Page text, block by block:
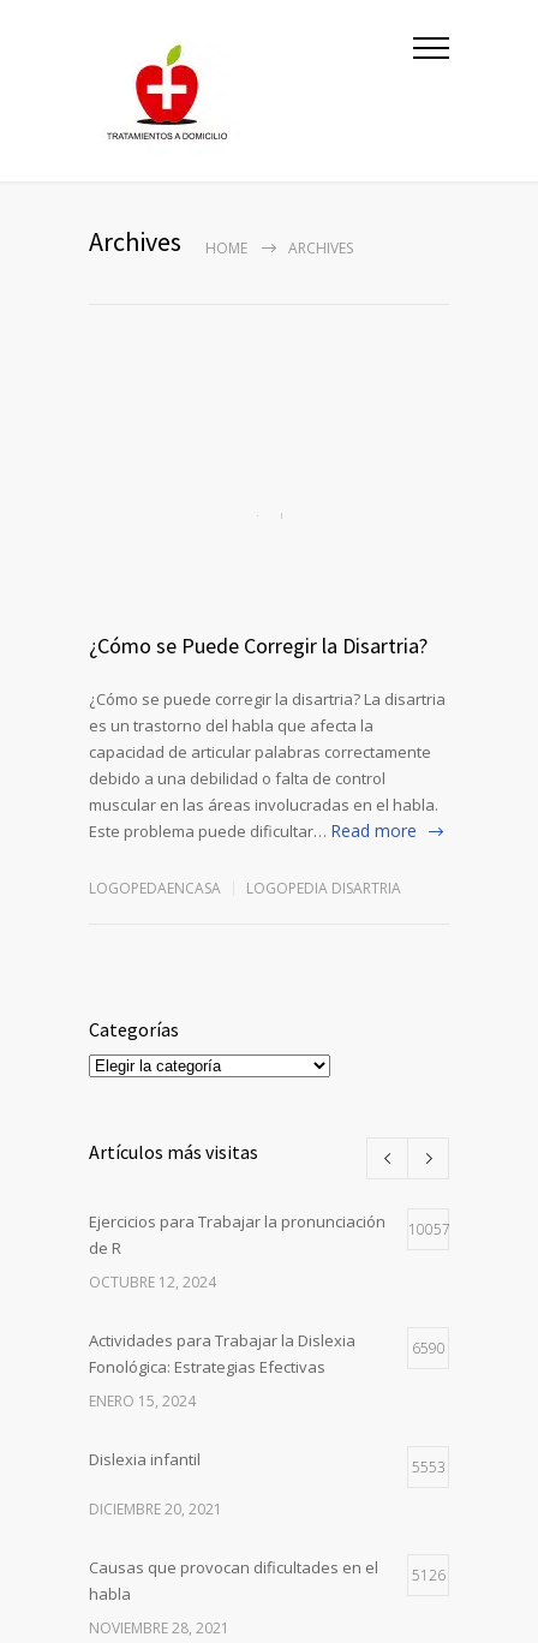
Archives HOME ARCHIVES
¿Cómo se Puede Corregir la Disartria?
¿Cómo se puede corregir la disartria? La disartria
es un trastorno del habla que afecta la
capacidad de articular palabras correctamente
debido a una debilidad o falta de control
muscular en las áreas involucradas en el habla.
Este problema puede dificultar… Read more
LOGOPEDAENCASA LOGOPEDIA DISARTRIA
Categorías
Categorías
Artículos más visitas
Ejercicios para Trabajar la pronunciación
de R
10057
OCTUBRE 12, 2024
Actividades para Trabajar la Dislexia
Fonológica: Estrategias Efectivas
6590
ENERO 15, 2024
Dislexia infantil 5553
DICIEMBRE 20, 2021
Causas que provocan dificultades en el
habla
5126
NOVIEMBRE 28, 2021